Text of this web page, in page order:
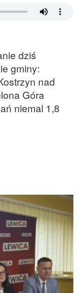
dziś
gminy:
nad
Góra
niemal 1,8